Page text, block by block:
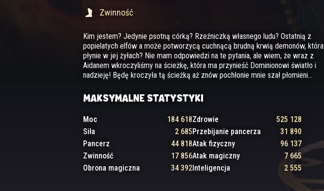
Zwinność
Kim jestem? Jedynie psotną córką? Rzeźniczką własnego ludu? Ostatnią z
popielatych elfów a może potworzycą cuchnącą brudną krwią demonów, która
płynie w jej żyłach? Nie mam odpowiedzi na te pytania, ale wiem, że wraz z
Aidanem wkroczyliśmy na ścieżkę, która ma przynieść Dominionowi światło i
nadzieję! Będę kroczyła tą ścieżką aż znów pochłonie mnie szał płomieni...
MAKSYMALNE STATYSTYKI
Moc 184 618Zdrowie
525 128
Siła
2 685Przebijanie pancerza
31 890
Pancerz
44 818Atak fizyczny
96 137
Zwinność
17 856Atak magiczny
7 665
Obrona magiczna
34 392Inteligencja 2 555